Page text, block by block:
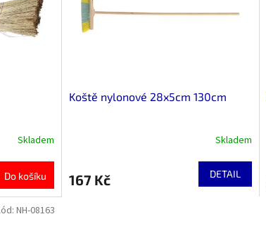
Skladem
Do košíku
Koště nylonové 28x5cm 130cm
Skladem
167 Kč DETAIL
NH-08163